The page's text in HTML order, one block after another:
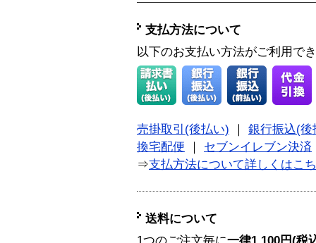
支払方法について
以下のお支払い方法がご利用で
売掛取引(後払い) ｜ 銀行振込(後
換宅配便 ｜ セブンイレブン決済
⇒支払方法について詳しくはこ
送料について